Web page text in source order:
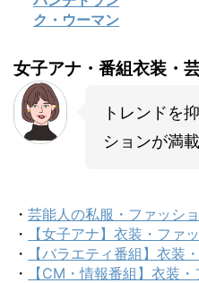
ク・ウーマン
女子アナ・番組衣装・
トレンドを
ションが満
・ 芸能人の私服・ファッシ
・
【女子アナ】衣装・ファ
・
【バラエティ番組】衣装
・
【CM・情報番組】衣装